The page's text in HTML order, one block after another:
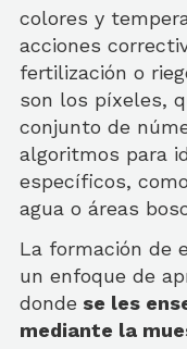
colores y
acciones
fertilización o
son los píxeles,
conjunto de
algoritmos para
específicos,
agua o áreas
La formación de
un enfoque de
donde se les
mediante la